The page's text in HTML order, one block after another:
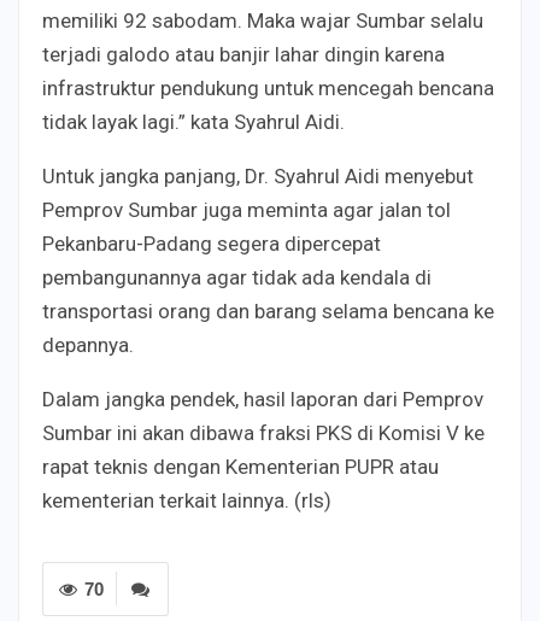
memiliki 92 sabodam. Maka wajar Sumbar selalu
terjadi galodo atau banjir lahar dingin karena
infrastruktur pendukung untuk mencegah bencana
tidak layak lagi.” kata Syahrul Aidi.
Untuk jangka panjang, Dr. Syahrul Aidi menyebut
Pemprov Sumbar juga meminta agar jalan tol
Pekanbaru-Padang segera dipercepat
pembangunannya agar tidak ada kendala di
transportasi orang dan barang selama bencana ke
depannya.
Dalam jangka pendek, hasil laporan dari Pemprov
Sumbar ini akan dibawa fraksi PKS di Komisi V ke
rapat teknis dengan Kementerian PUPR atau
kementerian terkait lainnya. (rls)
70